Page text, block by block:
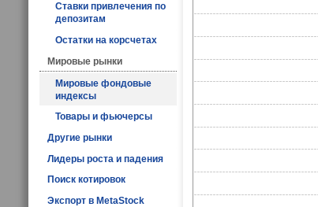
Ставки привлечения по
депозитам
Остатки на корсчетах
Мировые рынки
Мировые фондовые
индексы
Товары и фьючерсы
Другие рынки
Лидеры роста и падения
Поиск котировок
Экспорт в MetaStock